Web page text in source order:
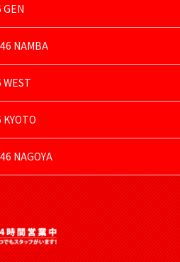
NAMBA
NAGOYA